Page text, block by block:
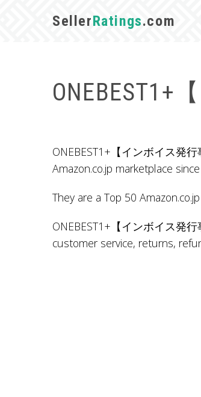
SellerRatings.com
ONEBEST1+
ONEBEST1+【インボイス発
Amazon.co.jp marketplace
They are a Top 50
ONEBEST1+【インボイス発
customer service, returns,